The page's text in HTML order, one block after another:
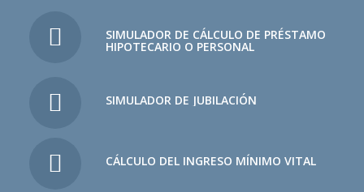
SIMULADOR DE CÁLCULO DE PRÉSTAMO
HIPOTECARIO O PERSONAL
SIMULADOR DE JUBILACIÓN
CÁLCULO DEL INGRESO MÍNIMO VITAL